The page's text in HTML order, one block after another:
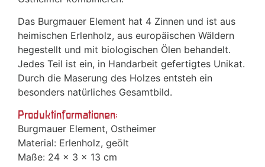
Das Burgmauer Element hat 4 Zinnen und ist aus
heimischen Erlenholz, aus europäischen Wäldern
hegestellt und mit biologischen Ölen behandelt.
Jedes Teil ist ein, in Handarbeit gefertigtes Unikat.
Durch die Maserung des Holzes entsteh ein
besonders natürliches Gesamtbild.
Produktinformationen:
Burgmauer Element, Ostheimer
Material: Erlenholz, geölt
Maße: 24 x 3 x 13 cm